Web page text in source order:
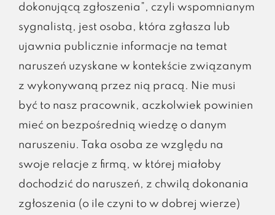
dokonującą zgłoszenia”, czyli wspomnianym
sygnalistą, jest osoba, która zgłasza lub
ujawnia publicznie informacje na temat
naruszeń uzyskane w kontekście związanym
z wykonywaną przez nią pracą. Nie musi
być to nasz pracownik, aczkolwiek powinien
mieć on bezpośrednią wiedzę o danym
naruszeniu. Taka osoba ze względu na
swoje relacje z firmą, w której miałoby
dochodzić do naruszeń, z chwilą dokonania
zgłoszenia (o ile czyni to w dobrej wierze)